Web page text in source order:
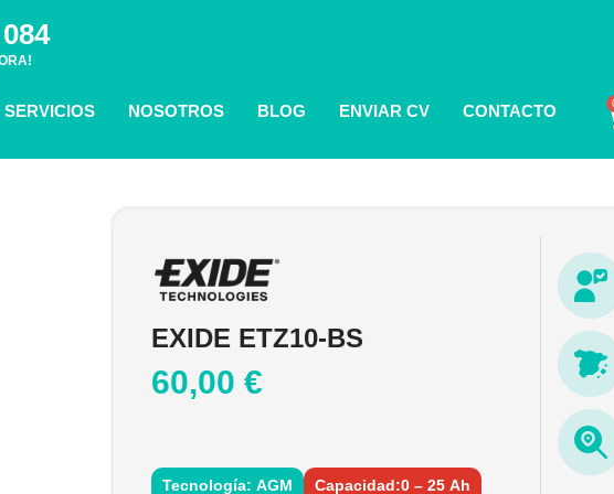
SERVICIOS NOSOTROS BLOG ENVIAR CV CONTACTO
EXIDE ETZ10-BS
60,00 €
Tecnología: AGM
Capacidad:0 – 25 Ah